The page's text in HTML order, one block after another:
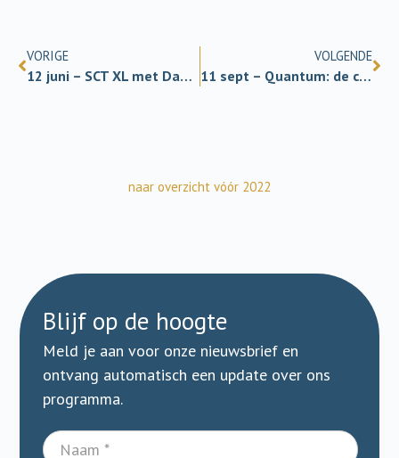
VORIGE
12 juni – SCT XL met Damiaan Denys
VOLGENDE
11 sept – Quantum: de computer van de toekomst?
naar overzicht vóór 2022
Blijf op de hoogte
Meld je aan voor onze nieuwsbrief en
ontvang automatisch een update over ons
programma.